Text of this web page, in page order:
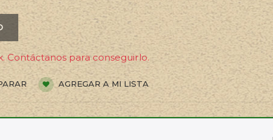
Contáctanos para conseguirlo.
AGREGAR A MI LISTA